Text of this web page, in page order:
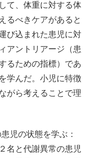
て、体重に対する体
るべきケアがあると
び込まれた患児に対
アントリアージ（患
るための指標）であ
学んだ。小児に特徴
がら考えることで理
児の状態を学ぶ：
名と代謝異常の患児